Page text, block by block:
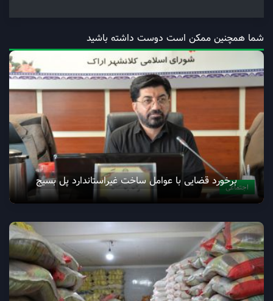
شما همچنین ممکن است دوست داشته باشید
اجتماعیبرخورد قضایی با عوامل ساخت غیراستاندارد پل بسیج